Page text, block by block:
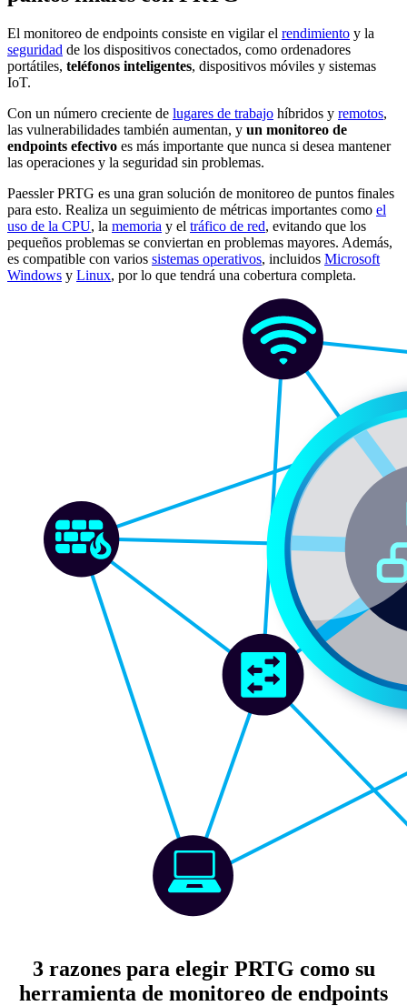
El monitoreo de endpoints consiste en vigilar el rendimiento y la
seguridad de los dispositivos conectados, como ordenadores
portátiles, teléfonos inteligentes, dispositivos móviles y sistemas
IoT.
Con un número creciente de lugares de trabajo híbridos y remotos,
las vulnerabilidades también aumentan, y un monitoreo de
endpoints efectivo es más importante que nunca si desea mantener
las operaciones y la seguridad sin problemas.
Paessler PRTG es una gran solución de monitoreo de puntos finales
para esto. Realiza un seguimiento de métricas importantes como el
uso de la CPU, la memoria y el tráfico de red, evitando que los
pequeños problemas se conviertan en problemas mayores. Además,
es compatible con varios sistemas operativos, incluidos Microsoft
Windows y Linux, por lo que tendrá una cobertura completa.
3 razones para elegir PRTG como su
herramienta de monitoreo de endpoints